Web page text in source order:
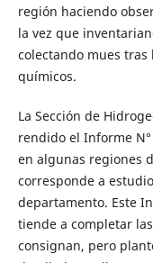
región haciendo
la vez que
colectando mues­
químicos.
La Sección de
rendido el Informe
en algunas regiones
corresponde a
departamento. Este
tiende a completar
consignan, pero